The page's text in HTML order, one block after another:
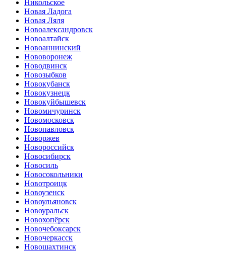
Никольское
Новая Ладога
Новая Ляля
Новоалександровск
Новоалтайск
Новоаннинский
Нововоронеж
Новодвинск
Новозыбков
Новокубанск
Новокузнецк
Новокуйбышевск
Новомичуринск
Новомосковск
Новопавловск
Новоржев
Новороссийск
Новосибирск
Новосиль
Новосокольники
Новотроицк
Новоузенск
Новоульяновск
Новоуральск
Новохопёрск
Новочебоксарск
Новочеркасск
Новошахтинск